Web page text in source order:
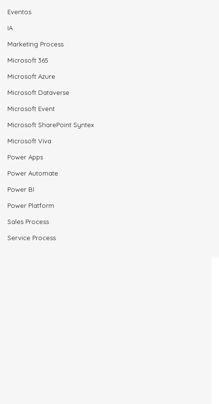
Eventos
IA
Marketing Process
Microsoft 365
Microsoft Azure
Microsoft Dataverse
Microsoft Event
Microsoft SharePoint Syntex
Microsoft Viva
Power Apps
Power Automate
Power BI
Power Platform
Sales Process
Service Process